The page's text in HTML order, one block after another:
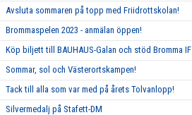
Avsluta sommaren på topp med Friidrottskolan!
Brommaspelen 2023 - anmälan öppen!
Köp biljett till BAUHAUS-Galan och stöd Bromma IF
Sommar, sol och Västerortskampen!
Tack till alla som var med på årets Tolvanlopp!
Silvermedalj på Stafett-DM